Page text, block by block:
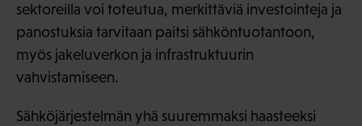
sektoreilla voi toteutua, merkittäviä investointeja ja
panostuksia tarvitaan paitsi sähköntuotantoon,
myös jakeluverkon ja infrastruktuurin
vahvistamiseen.
Sähköjärjestelmän yhä suuremmaksi haasteeksi